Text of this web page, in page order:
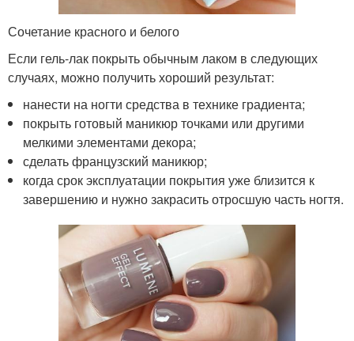
Сочетание красного и белого
Если гель-лак покрыть обычным лаком в следующих
случаях, можно получить хороший результат:
нанести на ногти средства в технике градиента;
покрыть готовый маникюр точками или другими
мелкими элементами декора;
сделать французский маникюр;
когда срок эксплуатации покрытия уже близится к
завершению и нужно закрасить отросшую часть ногтя.